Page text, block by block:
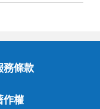
務條款
作權